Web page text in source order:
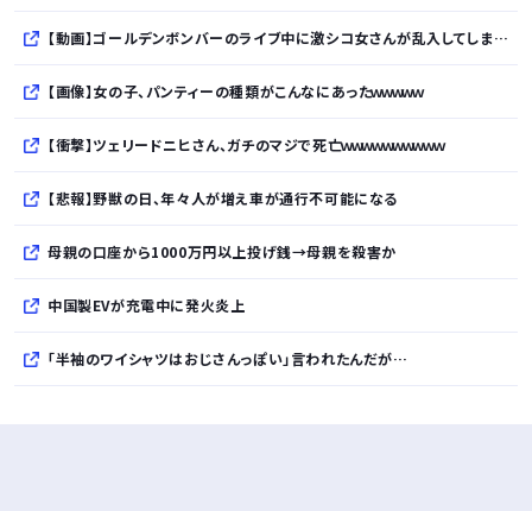
【動画】ゴールデンボンバーのライブ中に激シコ女さんが乱入してしまうｗｗｗｗｗ
【画像】女の子、パンティーの種類がこんなにあったｗｗｗｗｗ
【衝撃】ツェリードニヒさん、ガチのマジで死亡ｗｗｗｗｗｗｗｗｗｗ
【悲報】野獣の日、年々人が増え車が通行不可能になる
母親の口座から1000万円以上投げ銭→母親を殺害か
中国製EVが充電中に発火炎上
「半袖のワイシャツはおじさんっぽい」言われたんだが…